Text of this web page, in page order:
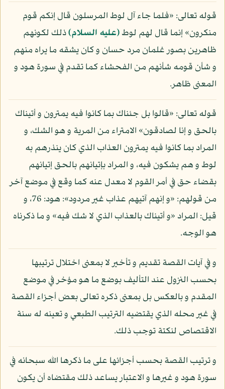
قوله تعالى: «فلما جاء آل لوط المرسلون قال إنكم قوم
منكرون» إنما قال لهم لوط(عليه السلام)ذلك لكونهم
ظاهرين بصور غلمان مرد حسان و كان يشقه ما يراه منهم
و شأن قومه شأنهم من الفحشاء كما تقدم في سورة هود و
المعنى ظاهر.
قوله تعالى: «قالوا بل جئناك بما كانوا فيه يمترون و أتيناك
بالحق و إنا لصادقون» الامتراء من المرية و هو الشك، و
المراد بما كانوا فيه يمترون العذاب الذي كان ينذرهم به
لوط و هم يشكون فيه، و المراد بإتيانهم بالحق إتيانهم
بقضاء حق في أمر القوم لا معدل عنه كما وقع في موضع آخر
من قولهم: «و إنهم آتيهم عذاب غير مردود»: هود: 76، و
قيل: المراد «و أتيناك بالعذاب الذي لا شك فيه» و ما ذكرناه
هو الوجه.
و في آيات القصة تقديم و تأخير لا بمعنى اختلال ترتيبها
بحسب النزول عند التأليف بوضع ما هو مؤخر في موضع
المقدم و بالعكس بل بمعنى ذكره تعالى بعض أجزاء القصة
في غير محله الذي يقتضيه الترتيب الطبعي و تعينه له سنة
الاقتصاص لنكتة توجب ذلك.
و ترتيب القصة بحسب أجزائها على ما ذكرها الله سبحانه في
سورة هود و غيرها و الاعتبار يساعد ذلك مقتضاه أن يكون